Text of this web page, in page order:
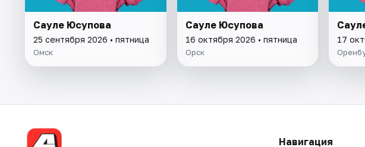
Сауле Юсупова
25 сентября 2026 • пятница
Омск
Сауле Юсупова
16 октября 2026 • пятница
Орск
17
Навигация